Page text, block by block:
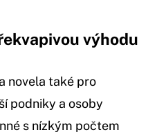
výhodu
novela také pro
podniky a osoby
s nízkým počtem